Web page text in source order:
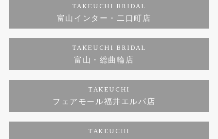
福井指輪工房｜手作り結婚指輪 and 婚約指輪
福井工房｜手作り婚約指輪プロポーズプラン
TAKEUCHI BRIDAL
富山インター・二口町店
TAKEUCHI BRIDAL
富山・総曲輪店
TAKEUCHI
フェアモール福井エルパ店
TAKEUCHI